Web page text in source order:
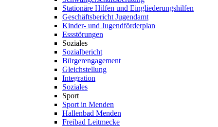
Stationäre Hilfen und Eingliederungshilfen
Geschäftsbericht Jugendamt
Kinder- und Jugendförderplan
Essstörungen
Soziales
Sozialbericht
Bürgerengagement
Gleichstellung
Integration
Soziales
Sport
Sport in Menden
Hallenbad Menden
Freibad Leitmecke